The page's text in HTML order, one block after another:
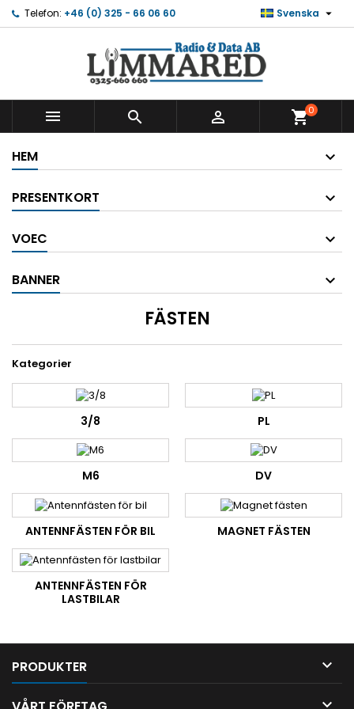
Telefon: +46 (0) 325 - 66 06 60 Svenska 
   shopping_cart0
HEM
PRESENTKORT
VOEC
BANNER
FÄSTEN
Kategorier
3/8 PL
M6 DV
ANTENNFÄSTEN FÖR BIL MAGNET FÄSTEN
ANTENNFÄSTEN FÖR
LASTBILAR
PRODUKTER 
